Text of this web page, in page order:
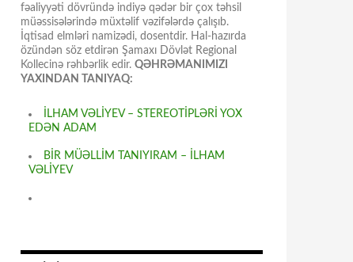
fəaliyyəti dövründə indiyə qədər bir çox təhsil
müəssisələrində müxtəlif vəzifələrdə çalışıb.
İqtisad elmləri namizədi, dosentdir. Hal-hazırda
özündən söz etdirən Şamaxı Dövlət Regional
Kollecinə rəhbərlik edir. QƏHRƏMANIMIZI
YAXINDAN TANIYAQ:
İLHAM VƏLİYEV – STEREOTİPLƏRİ YOX
EDƏN ADAM
BİR MÜƏLLİM TANIYIRAM – İLHAM
VƏLİYEV